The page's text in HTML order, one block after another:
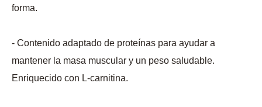
forma.
- Contenido adaptado de proteínas para ayudar a
mantener la masa muscular y un peso saludable.
Enriquecido con L-carnitina.